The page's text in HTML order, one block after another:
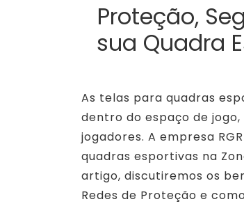
Proteção,
sua Quadra
As telas para quadras
dentro do espaço de
jogadores. A empresa
quadras esportivas na
artigo, discutiremos os
Redes de Proteção e